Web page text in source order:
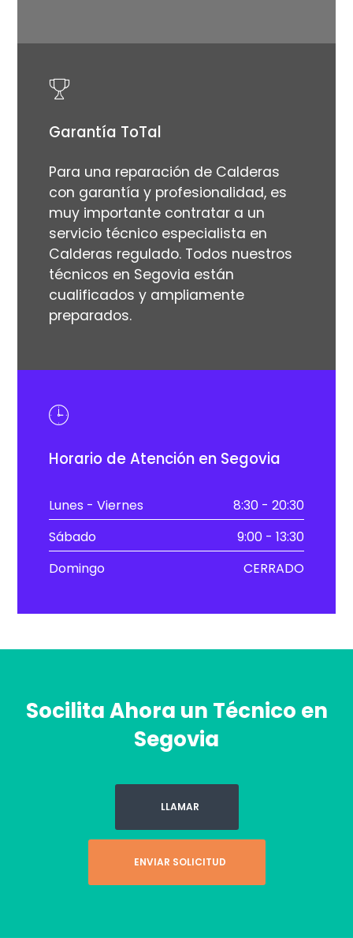
Garantía ToTal
Para una reparación de Calderas
con garantía y profesionalidad, es
muy importante contratar a un
servicio técnico especialista en
Calderas regulado. Todos nuestros
técnicos en Segovia están
cualificados y ampliamente
preparados.
Horario de Atención en Segovia
Lunes - Viernes
8:30 - 20:30
Sábado
9:00 - 13:30
Domingo
CERRADO
Socilita Ahora un Técnico en
Segovia
LLAMAR
ENVIAR SOLICITUD